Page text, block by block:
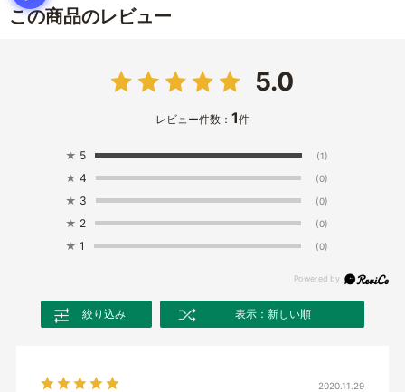
この商品のレビュー
5.0
レビュー件数： 1件
★ 5 (1)
★ 4 (0)
★ 3 (0)
★ 2 (0)
★ 1 (0)
絞り込み 表示：新しい順
2020.11.29